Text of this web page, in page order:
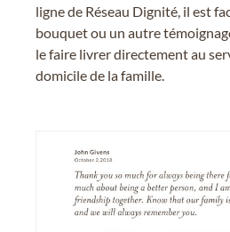
ligne de Réseau Dignité, il est
bouquet ou un autre
le faire livrer directement au
domicile de la famille.